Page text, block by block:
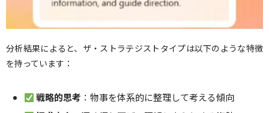
分析結果によると、ザ・ストラテジストタイプは以下のような特徴
を持っています：
戦略的思考 ：物事を体系的に整理して考える傾向